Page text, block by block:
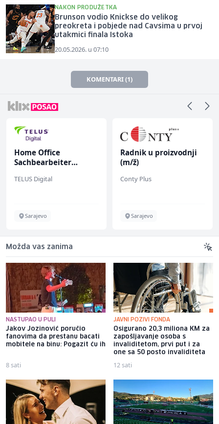
NAKON PRODUŽETKA
Brunson vodio Knickse do velikog
preokreta i pobjede nad Cavsima u prvoj
utakmici finala Istoka
20.05.2026. u 07:10
KOMENTARI (1)
Home Office
Sachbearbeiter
bekannten deutschen
TELUS Digital
Sarajevo
Radnik u proizvodnji
(m/ž)
Conty Plus
Sarajevo
Možda vas zanima
NASTUPAO U PULI
Jakov Jozinović poručio
fanovima da prestanu bacati
mobitele na binu: Pogazit ću ih
8 sati
JAVNI POZIVI FONDA
Osigurano 20,3 miliona KM za
zapošljavanje osoba s
invaliditetom, prvi put i za
one sa 50 posto invaliditeta
12 sati